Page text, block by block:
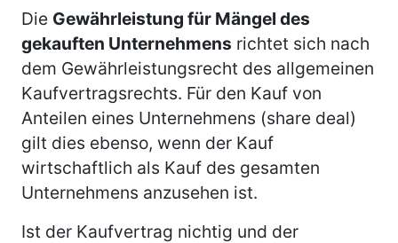
Die Gewährleistung für Mängel des
gekauften Unternehmens richtet sich nach
dem Gewährleistungsrecht des allgemeinen
Kaufvertragsrechts. Für den Kauf von
Anteilen eines Unternehmens (share deal)
gilt dies ebenso, wenn der Kauf
wirtschaftlich als Kauf des gesamten
Unternehmens anzusehen ist.
Ist der Kaufvertrag nichtig und der